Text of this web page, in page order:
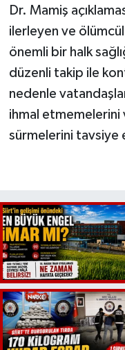
Dr. Mamiş
ilerleyen ve
önemli bir halk
düzenli takip ile
nedenle
ihmal etmemelerini
sürmelerini tavsiye